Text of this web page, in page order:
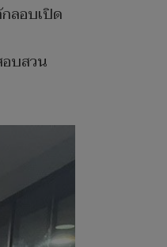
ลอบเปิด
บสวน